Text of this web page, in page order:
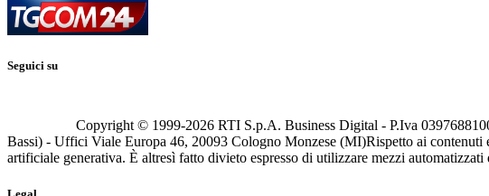
Seguici su
Copyright © 1999-2026 RTI S.p.A. Business Digital - P.Iva
Bassi) - Uffici Viale Europa 46, 20093 Cologno Monzese (MI)Rispetto ai contenuti
artificiale generativa. È altresì fatto divieto espresso di utilizzare mezzi automatizzati